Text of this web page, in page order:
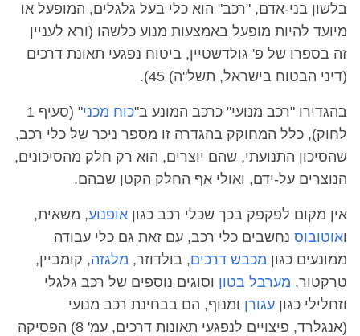
בלשון בני-אדם, "רכב" הוא כלי בעל גלגלים, המופעל או
מיועד להיות מופעל באמצעות מנוע כלשהו (ורא לעניין
זה בספרו של פ' גולדשטיין, ביטוח נפגעי תאונת דרכים
(דיני הבטוח בישראל, תשל"ה) 45).
בהגדירו "רכב מנועי" כרכב המונע ב"כוח מכני
" (סעיף 1
לחוק), כלל המחוקק בהגדרה זו מספר ניכר של כלי רכב,
שהסיכון התנועתי, שהם יוצרים, הוא רק חלק מהסיכונים,
הנוצרים על-ידם, ואולי אף החלק הקטן שבהם.
אין מקום לפקפק בכך שכלי רכב כגון אופנוע, משאית,
ואוטובוס נחשבים כלי רכב, עם זאת גם כלי עבודה
ממונעים כגון מכבש דרכים, בולדוזר, מלגזה, קומביין,
טרקטור, מערבל בטון וסוגים נוספים של רכב גלגלי
וזחלילי כגון עגורן ומנוף, הם בבחינת רכב מנועי
(אנגלרד, פיצויים לנפגעי תאונות דרכים, עמ' 8) הפסיקה